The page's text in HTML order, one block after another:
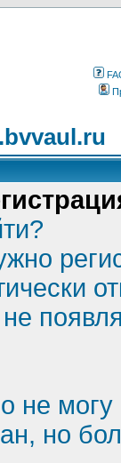
не могу
но